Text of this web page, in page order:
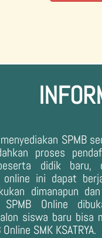
menyediakan SPMB
proses
didik baru,
online ini dapat
dimanapun
Online
siswa baru bisa
SMK KSATRYA.